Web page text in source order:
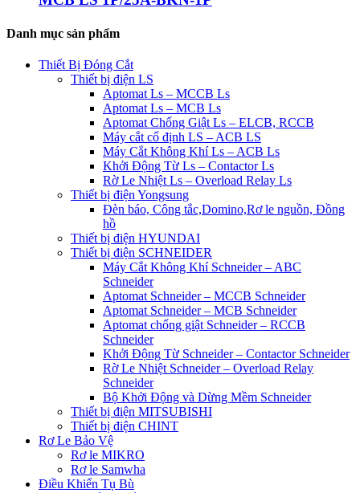
Danh mục sản phẩm
Thiết Bị Đóng Cắt
Thiết bị điện LS
Aptomat Ls – MCCB Ls
Aptomat Ls – MCB Ls
Aptomat Chống Giật Ls – ELCB, RCCB
Máy cắt cố định LS – ACB LS
Máy Cắt Không Khí Ls – ACB Ls
Khởi Động Từ Ls – Contactor Ls
Rờ Le Nhiệt Ls – Overload Relay Ls
Thiết bị điện Yongsung
Đèn báo, Công tắc,Domino,Rơ le nguồn, Đồng
hồ
Thiết bị điện HYUNDAI
Thiết bị điện SCHNEIDER
Máy Cắt Không Khí Schneider – ABC
Schneider
Aptomat Schneider – MCCB Schneider
Aptomat Schneider – MCB Schneider
Aptomat chống giật Schneider – RCCB
Schneider
Khởi Động Từ Schneider – Contactor Schneider
Rờ Le Nhiệt Schneider – Overload Relay
Schneider
Bộ Khởi Động và Dừng Mềm Schneider
Thiết bị điện MITSUBISHI
Thiết bị điện CHINT
Rơ Le Bảo Vệ
Rơ le MIKRO
Rơ le Samwha
Điều Khiển Tụ Bù